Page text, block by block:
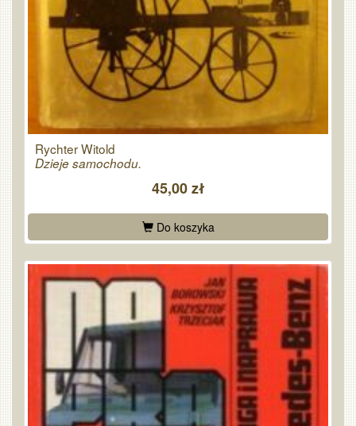
Rychter Witold
Dzieje samochodu.
45,00 zł
Do koszyka